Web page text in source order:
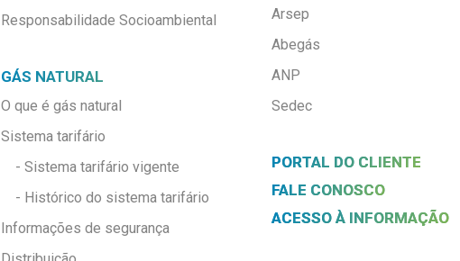
Responsabilidade Socioambiental
GÁS NATURAL
O que é gás natural
Sistema tarifário
- Sistema tarifário vigente
- Histórico do sistema tarifário
Informações de segurança
Arsep
Abegás
ANP
Sedec
PORTAL DO CLIENTE
FALE CONOSCO
ACESSO À INFORMAÇÃO